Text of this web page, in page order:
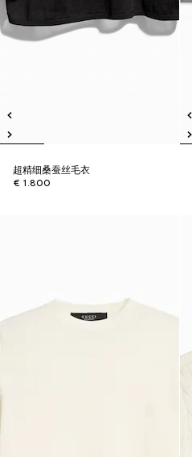
超精细桑蚕丝毛衣
€ 1.800